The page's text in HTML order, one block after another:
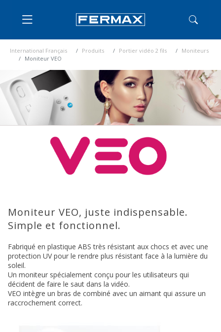
International Français Produits Portier vidéo 2 fils
Moniteurs
Moniteur VEO
Moniteur VEO, juste indispensable.
Simple et fonctionnel.
Fabriqué en plastique ABS très résistant aux chocs et avec une
protection UV pour le rendre plus résistant face à la lumière du
soleil.
Un moniteur spécialement conçu pour les utilisateurs qui
décident de faire le saut dans la vidéo.
VEO intègre un bras de combiné avec un aimant qui assure un
raccrochement correct.